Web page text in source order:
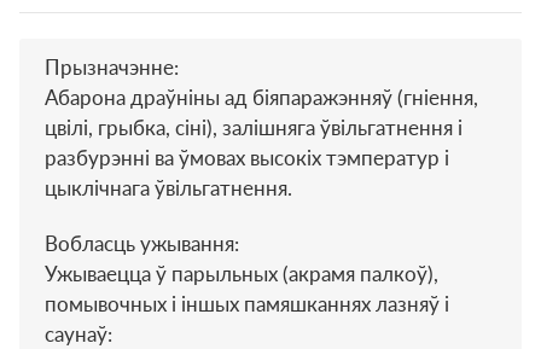
Прызначэнне:
Абарона драўніны ад біяпаражэнняў (гніення,
цвілі, грыбка, сіні), залішняга ўвільгатнення і
разбурэнні ва ўмовах высокіх тэмператур і
цыклічнага ўвільгатнення.
Вобласць ужывання:
Ужываецца ў парыльных (акрамя палкоў),
помывочных і іншых памяшканнях лазняў і
саунаў: